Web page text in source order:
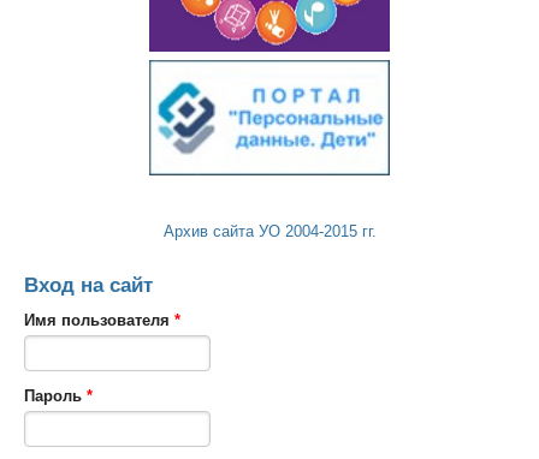
Архив сайта УО 2004-2015 гг.
Вход на сайт
Имя пользователя *
Пароль *